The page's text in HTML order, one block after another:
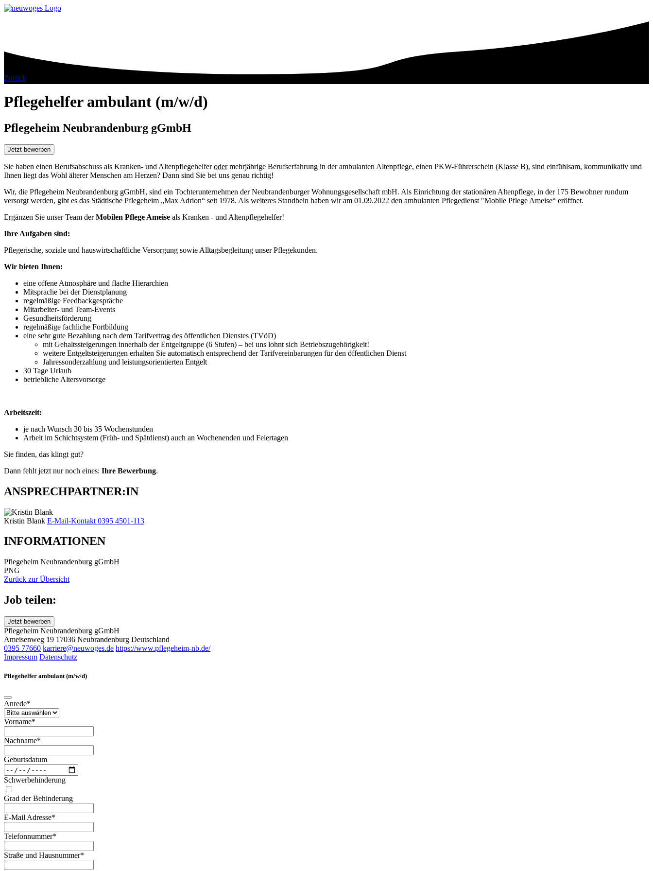
Zurück
Pflegehelfer ambulant (m/w/d)
Pflegeheim Neubrandenburg gGmbH
Jetzt bewerben
Sie haben einen Berufsabschuss als Kranken- und Altenpflegehelferodermehrjährige Berufserfahrung in der ambulanten Altenpflege, einen PKW-Führerschein (Klasse B), sind einfühlsam, kommunikativ und
Ihnen liegt das Wohl älterer Menschen am Herzen? Dann sind Sie bei uns genau richtig!
Wir, die Pflegeheim Neubrandenburg gGmbH, sind ein Tochterunternehmen der Neubrandenburger Wohnungsgesellschaft mbH. Als Einrichtung der stationären Altenpflege, in der 175 Bewohner rundum
versorgt werden, gibt es das Städtische Pflegeheim „Max Adrion“ seit 1978. Als weiteres Standbein haben wir am 01.09.2022 den ambulanten Pflegedienst "Mobile Pflege Ameise“ eröffnet.
Ergänzen Sie unser Team derMobilen Pflege Ameise als Kranken - und Altenpflegehelfer!
Ihre Aufgaben sind:
Pflegerische, soziale und hauswirtschaftliche Versorgung sowie Alltagsbegleitung unser Pflegekunden.
Wir bieten Ihnen:
eine offene Atmosphäre und flache Hierarchien
Mitsprache bei der Dienstplanung
regelmäßige Feedbackgespräche
Mitarbeiter- und Team-Events
Gesundheitsförderung
regelmäßige fachliche Fortbildung
eine sehr gute Bezahlung nach dem Tarifvertrag des öffentlichen Dienstes (TVöD)
mit Gehaltssteigerungen innerhalb der Entgeltgruppe (6 Stufen) – bei uns lohnt sich Betriebszugehörigkeit!
weitere Entgeltsteigerungen erhalten Sie automatisch entsprechend der Tarifvereinbarungen für den öffentlichen Dienst
Jahressonderzahlung und leistungsorientierten Entgelt
30 Tage Urlaub
betriebliche Altersvorsorge
Arbeitszeit:
je nach Wunsch 30 bis 35 Wochenstunden
Arbeit im Schichtsystem (Früh- und Spätdienst) auch an Wochenenden und Feiertagen
Sie finden, das klingt gut?
Dann fehlt jetzt nur noch eines: Ihre Bewerbung.
ANSPRECHPARTNER:IN
Kristin Blank E-Mail-Kontakt 0395 4501-113
INFORMATIONEN
Pflegeheim Neubrandenburg gGmbH
PNG
Zurück zur Übersicht
Job teilen:
Jetzt bewerben
Pflegeheim Neubrandenburg gGmbH
Ameisenweg 19 17036 Neubrandenburg Deutschland
0395 77660 karriere@neuwoges.de https://www.pflegeheim-nb.de/
Impressum Datenschutz
Pflegehelfer ambulant (m/w/d)
Anrede*
Vorname*
Nachname*
Geburtsdatum
Schwerbehinderung
Grad der Behinderung
E-Mail Adresse*
Telefonnummer*
Straße und Hausnummer*